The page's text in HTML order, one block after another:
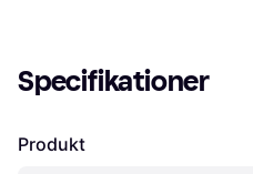
Specifikationer
Produkt